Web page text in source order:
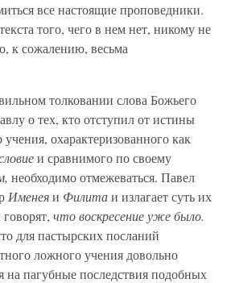
все настоящие проповедники.
того, чего в нем нет, никому не
к сожалению, весьма
толковании слова Божьего
о тех, кто отступил от истины
охарактеризованного как
и сравнимого по своему
необходимо отмежеваться. Павел
Именеяи Филитаи излагает суть их
что воскресение уже было.
для пастырских посланий
ложного учения довольно
пагубные последствия подобных